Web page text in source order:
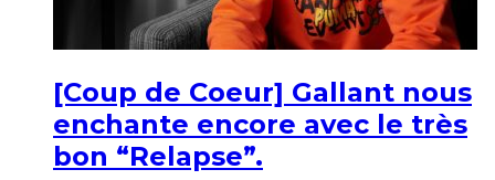
[Coup de Coeur] Gallant nous
enchante encore avec le très
bon “Relapse”.